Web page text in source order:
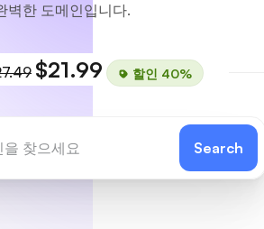
벽한 도메인입니다.
$21.99 할인 40%
Search